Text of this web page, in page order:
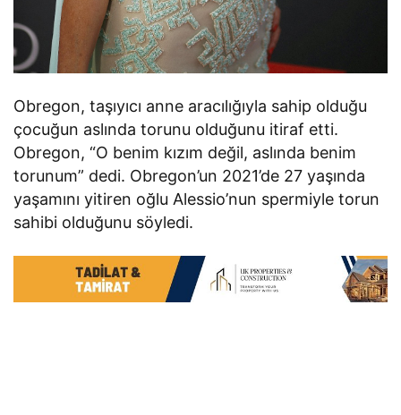
Obregon, taşıyıcı anne aracılığıyla sahip olduğu
çocuğun aslında torunu olduğunu itiraf etti.
Obregon, “O benim kızım değil, aslında benim
torunum” dedi. Obregon’un 2021’de 27 yaşında
yaşamını yitiren oğlu Alessio’nun spermiyle torun
sahibi olduğunu söyledi.